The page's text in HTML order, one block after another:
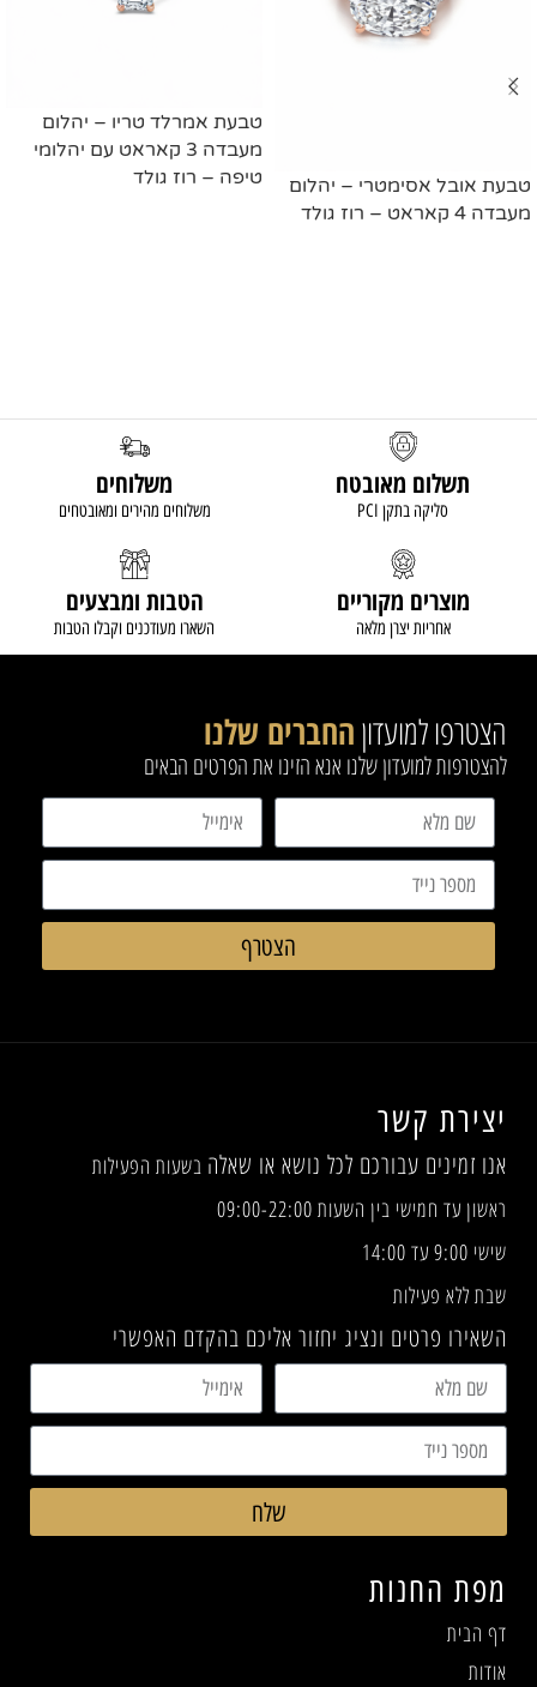
טבעת אובל אסימטרי – יהלום
מעבדה 4 קאראט – רוז גולד
טבעת אמרלד טריו – יהלום
מעבדה 3 קאראט עם יהלומי
טיפה – רוז גולד
תשלום מאובטח
סליקה בתקן PCI
משלוחים
משלוחים מהירים ומאובטחים
מוצרים מקוריים
אחריות יצרן מלאה
הטבות ומבצעים
השארו מעודכנים וקבלו הטבות
הצטרפו למועדוןהחברים שלנו
להצטרפות למועדון שלנו אנא הזינו את הפרטים הבאים
הצטרף
מפת החנות
דף הבית
אודות
יצירת קשר
אנו זמינים עבורכם לכל נושא או שאלה בשעות הפעילות
ראשון עד חמישי בין השעות 09:00-22:00
שישי 9:00 עד 14:00
שבת ללא פעילות
השאירו פרטים ונציג יחזור אליכם בהקדם האפשרי
שלח